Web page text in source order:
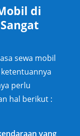
di
sewa mobil
perlu
hal berikut :
yang